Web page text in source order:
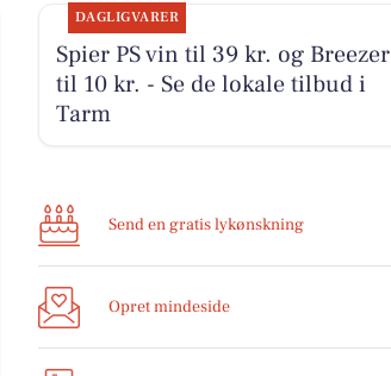
DAGLIGVARER
Spier PS vin til 39 kr. og Breezer
til 10 kr. - Se de lokale tilbud i
Tarm
Send en gratis lykønskning
Opret mindeside